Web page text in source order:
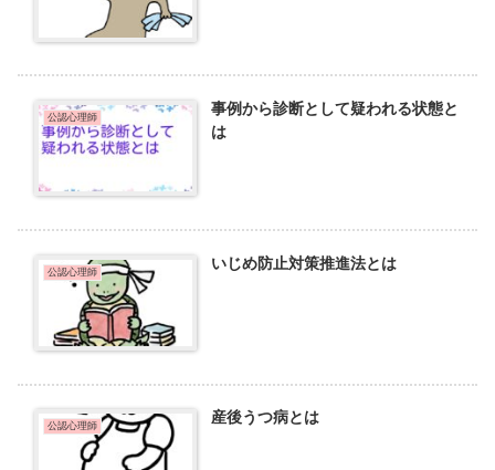
公認心理師
事例から診断として疑われる状態と
は
公認心理師 いじめ防止対策推進法とは
公認心理師 産後うつ病とは